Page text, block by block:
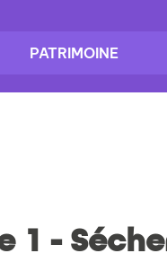
PATRIMOINE
1 -